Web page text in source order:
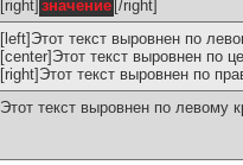
[right] значение [/right]
[left]Этот текст выровнен по
[center]Этот текст выровнен по
[right]Этот текст выровнен по
Этот текст выровнен по левому